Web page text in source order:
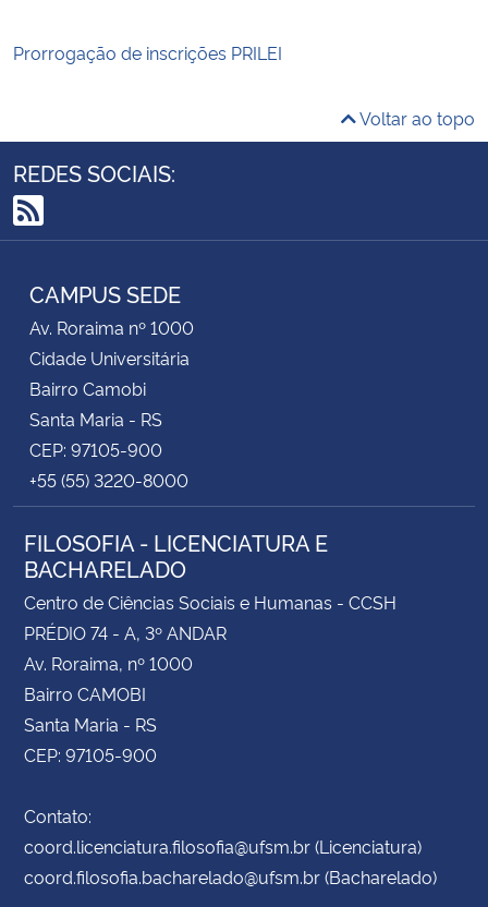
Prorrogação de inscrições PRILEI
Voltar ao topo
REDES SOCIAIS:
RSS
CAMPUS SEDE
Av. Roraima nº 1000
Cidade Universitária
Bairro Camobi
Santa Maria - RS
CEP: 97105-900
+55 (55) 3220-8000
FILOSOFIA - LICENCIATURA E
BACHARELADO
Centro de Ciências Sociais e Humanas - CCSH
PRÉDIO 74 - A, 3º ANDAR
Av. Roraima, nº 1000
Bairro CAMOBI
Santa Maria - RS
CEP: 97105-900
Contato:
coord.licenciatura.filosofia@ufsm.br (Licenciatura)
coord.filosofia.bacharelado@ufsm.br (Bacharelado)